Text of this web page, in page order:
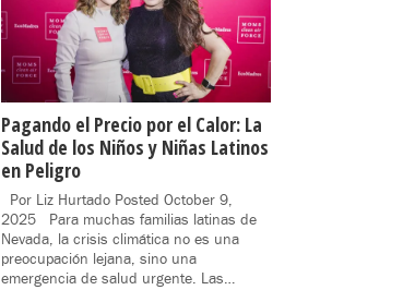
Pagando el Precio por el Calor: La
Salud de los Niños y Niñas Latinos
en Peligro
Por Liz Hurtado Posted October 9,
2025 Para muchas familias latinas de
Nevada, la crisis climática no es una
preocupación lejana, sino una
emergencia de salud urgente. Las…